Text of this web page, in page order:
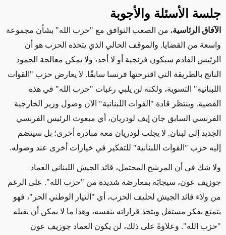
جلسة الأسئلة والأجوبة
الآفاق الرئاسية.من الصعب التوافق مع "حزب الله" بشأن مجموعة
واسعة من القضايا. والموقف الحالي الذي يتخذه الحزب هو أن
الرئيس القادم سيكون فرنجية أو لا أحد، ولا يمكن معالجة الجمود
الناتج بالطريقة التي اقترحتها فرنسا سابقًا. لا يعارض حزب "القوات
اللبنانية" التسوية، ولكنه لن يلبي رغبات "حزب الله" في هذه
القضية. وينتظر قادة "القوات اللبنانية" الآن وصول وزير الخارجية
الفرنسي السابق جان إيف لودريان، أي مبعوث الرئيس الفرنسي
الجديد إلى لبنان. لا يجلب لودريان معه مبادرة أخرى؛ بل سينضم
إليه حزب "القوات اللبنانية" للتفكير في خيارات أخرى عند وصوله.
ولا شك في أن المرشح المحتمل، قائد الجيش اللبناني العماد
جوزيف عون، سيجابَه بمعارضة شديدة من "حزب الله". على الرغم
من ولاء قائد الجيش لحليف الحزب، أي "التيار الوطني الحر"، فهو
يتمتع بفكر مستقل ويتخذ قراراته بنفسه، وهذا ما لا يمكن أن يقبله
"حزب الله". وعلاوةً على ذلك، لن يكون العماد جوزيف عون